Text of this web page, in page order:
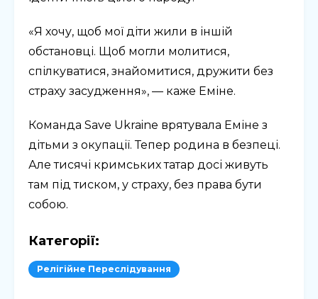
«Я хочу, щоб мої діти жили в іншій
обстановці. Щоб могли молитися,
спілкуватися, знайомитися, дружити без
страху засудження», — каже Еміне.
Команда Save Ukraine врятувала Еміне з
дітьми з окупації. Тепер родина в безпеці.
Але тисячі кримських татар досі живуть
там під тиском, у страху, без права бути
собою.
Категорії:
Релігійне Переслідування